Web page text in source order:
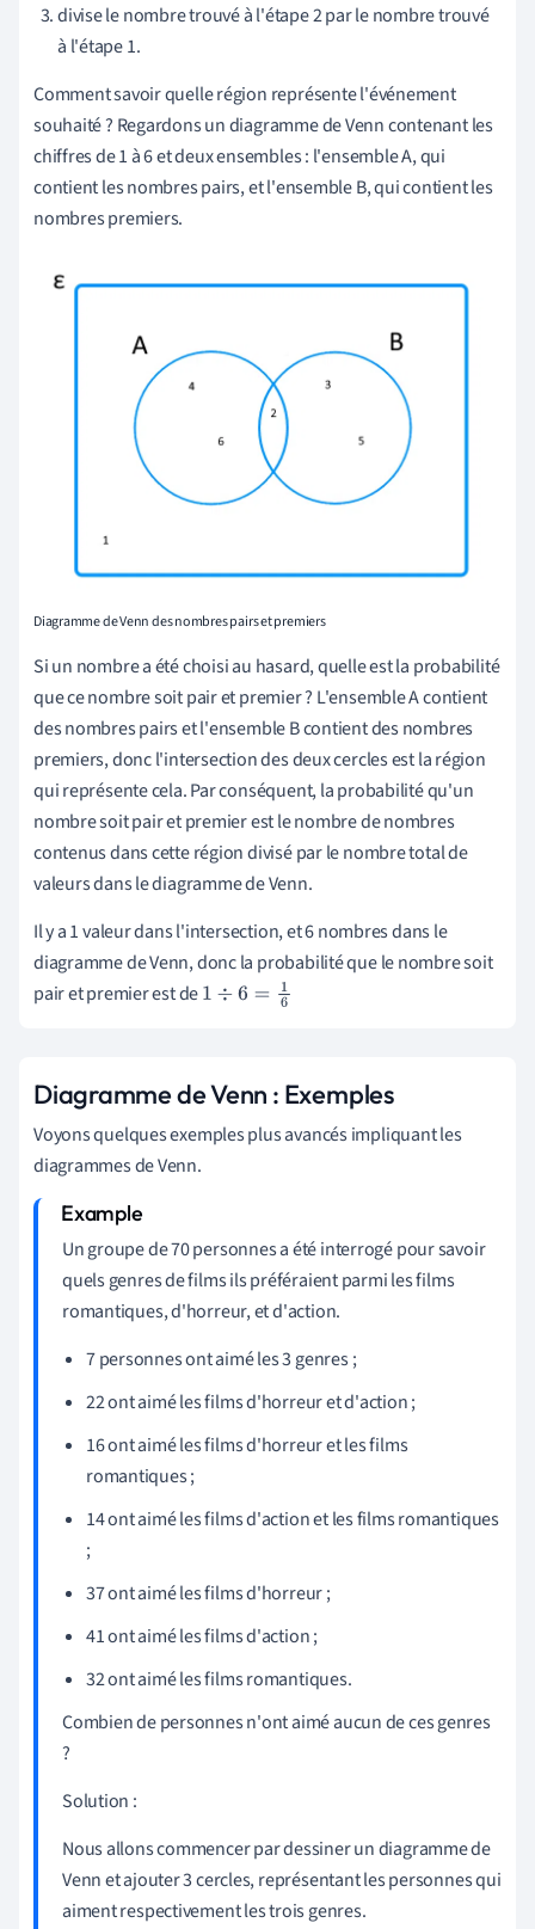
divise le nombre trouvé à l'étape 2 par le nombre trouvé
à l'étape 1.
Comment savoir quelle région représente l'événement
souhaité ? Regardons un diagramme de Venn contenant les
chiffres de 1 à 6 et deux ensembles : l'ensemble A, qui
contient les nombres pairs, et l'ensemble B, qui contient les
nombres premiers.
Diagramme de Venn des nombres pairs et premiers
Si un nombre a été choisi au hasard, quelle est la probabilité
que ce nombre soit pair et premier ? L'ensemble A contient
des nombres pairs et l'ensemble B contient des nombres
premiers, donc l'intersection des deux cercles est la région
qui représente cela. Par conséquent, la probabilité qu'un
nombre soit pair et premier est le nombre de nombres
contenus dans cette région divisé par le nombre total de
valeurs dans le diagramme de Venn.
Il y a 1 valeur dans l'intersection, et 6 nombres dans le
diagramme de Venn, donc la probabilité que le nombre soit
pair et premier est de1÷6=1 6
Diagramme de Venn : Exemples
Voyons quelques exemples plus avancés impliquant les
diagrammes de Venn.
Un groupe de 70 personnes a été interrogé pour savoir
quels genres de films ils préféraient parmi les films
romantiques, d'horreur, et d'action.
7 personnes ont aimé les 3 genres ;
22 ont aimé les films d'horreur et d'action ;
16 ont aimé les films d'horreur et les films
romantiques ;
14 ont aimé les films d'action et les films romantiques
;
37 ont aimé les films d'horreur ;
41 ont aimé les films d'action ;
32 ont aimé les films romantiques.
Combien de personnes n'ont aimé aucun de ces genres
?
Solution :
Nous allons commencer par dessiner un diagramme de
Venn et ajouter 3 cercles, représentant les personnes qui
aiment respectivement les trois genres.